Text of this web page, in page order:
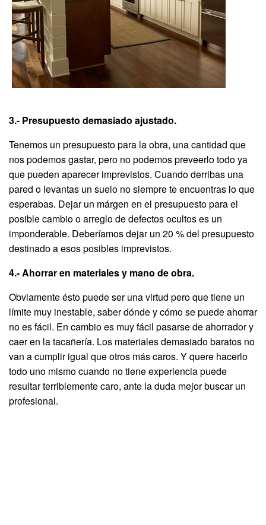
3.- Presupuesto demasiado ajustado.
Tenemos un presupuesto para la obra, una cantidad que
nos podemos gastar, pero no podemos preveerlo todo ya
que pueden aparecer imprevistos. Cuando derribas una
pared o levantas un suelo no siempre te encuentras lo que
esperabas. Dejar un márgen en el presupuesto para el
posible cambio o arreglo de defectos ocultos es un
imponderable. Deberíamos dejar un 20 % del presupuesto
destinado a esos posibles imprevistos.
4.- Ahorrar en materiales y mano de obra.
Obviamente ésto puede ser una virtud pero que tiene un
límite muy inestable, saber dónde y cómo se puede ahorrar
no es fácil. En cambio es muy fácil pasarse de ahorrador y
caer en la tacañería. Los materiales demasiado baratos no
van a cumplir igual que otros más caros. Y quere hacerlo
todo uno mismo cuando no tiene experiencia puede
resultar terriblemente caro, ante la duda mejor buscar un
profesional.